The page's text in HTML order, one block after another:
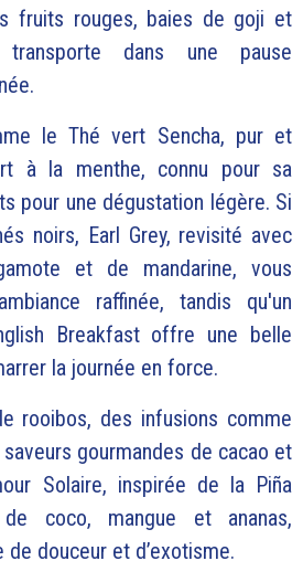
fruits rouges, baies de goji et
transporte dans une pause
le Thé vert Sencha, pur et
à la menthe, connu pour sa
pour une dégustation légère. Si
noirs, Earl Grey, revisité avec
et de mandarine, vous
raffinée, tandis qu'un
Breakfast offre une belle
la journée en force.
rooibos, des infusions comme
gourmandes de cacao et
Solaire, inspirée de la Piña
coco, mangue et ananas,
douceur et d’exotisme.